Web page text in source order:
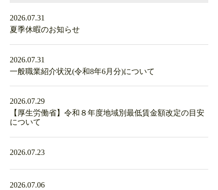
2026.07.31
夏季休暇のお知らせ
2026.07.31
一般職業紹介状況(令和8年6月分)について
2026.07.29
【厚生労働省】令和８年度地域別最低賃金額改定の目安
について
2026.07.23
2026.07.06